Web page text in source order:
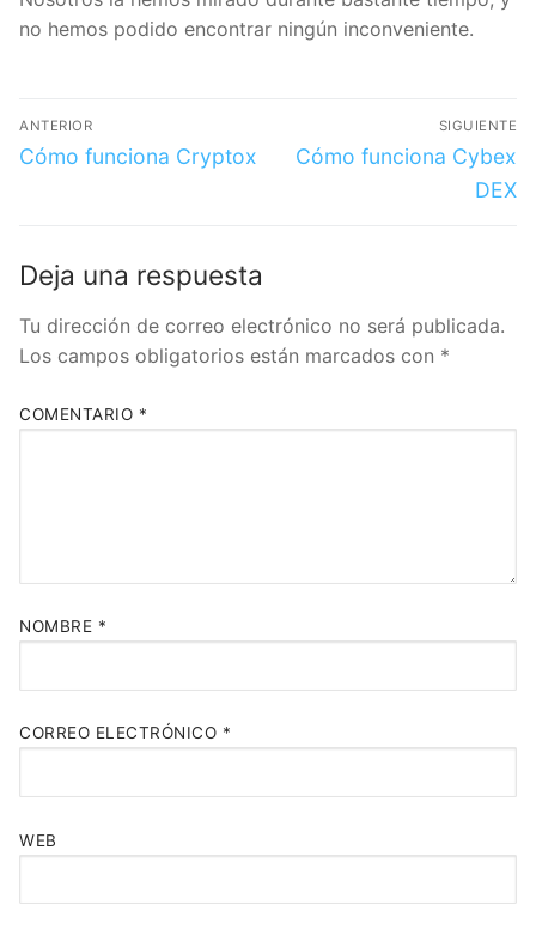
no hemos podido encontrar ningún inconveniente.
ANTERIOR
Cómo funciona Cryptox
SIGUIENTE
Cómo funciona Cybex
DEX
Deja una respuesta
Tu dirección de correo electrónico no será publicada.
Los campos obligatorios están marcados con *
COMENTARIO *
NOMBRE *
CORREO ELECTRÓNICO *
WEB